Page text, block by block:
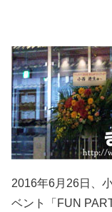
2016年6月26日、
ベント「FUN